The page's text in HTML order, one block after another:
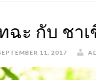
ฉะ กับ ชา
11, 2017